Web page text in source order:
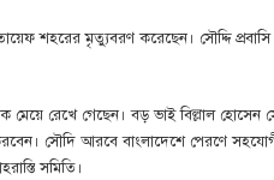
শহরের মৃত্যুবরণ করেছেন। সৌদ্দি
মেয়ে রেখে গেছেন। বড় ভাই বিল্লাল হোসেন
সৌদি আরবে বাংলাদেশে পেরণে
সমিতি।